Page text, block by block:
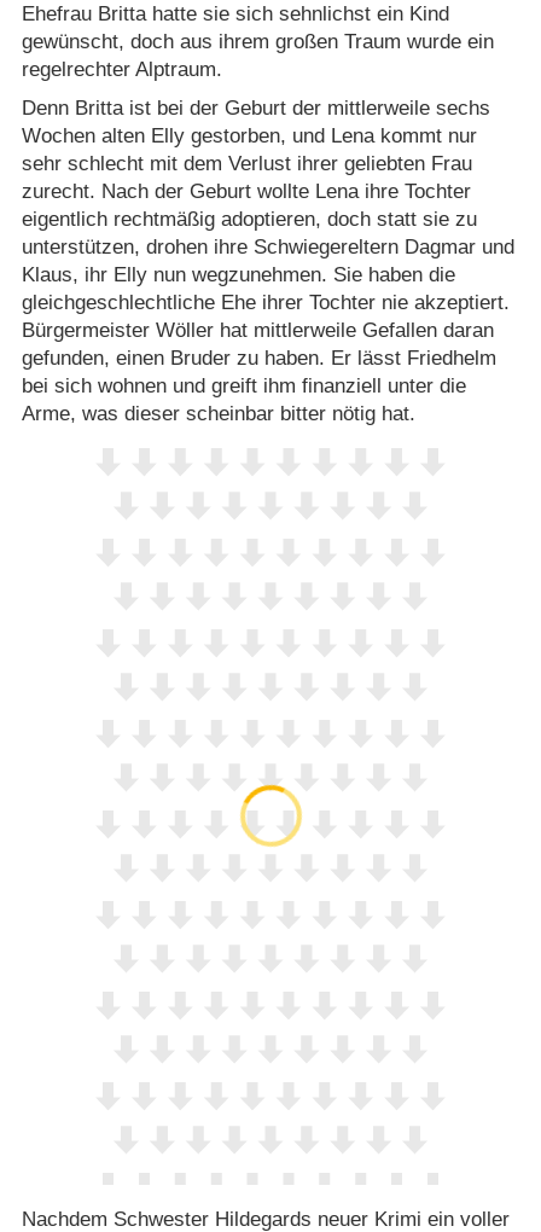
Ehefrau Britta hatte sie sich sehnlichst ein Kind
gewünscht, doch aus ihrem großen Traum wurde ein
regelrechter Alptraum.
Denn Britta ist bei der Geburt der mittlerweile sechs
Wochen alten Elly gestorben, und Lena kommt nur
sehr schlecht mit dem Verlust ihrer geliebten Frau
zurecht. Nach der Geburt wollte Lena ihre Tochter
eigentlich rechtmäßig adoptieren, doch statt sie zu
unterstützen, drohen ihre Schwiegereltern Dagmar und
Klaus, ihr Elly nun wegzunehmen. Sie haben die
gleichgeschlechtliche Ehe ihrer Tochter nie akzeptiert.
Bürgermeister Wöller hat mittlerweile Gefallen daran
gefunden, einen Bruder zu haben. Er lässt Friedhelm
bei sich wohnen und greift ihm finanziell unter die
Arme, was dieser scheinbar bitter nötig hat.
Nachdem Schwester Hildegards neuer Krimi ein voller